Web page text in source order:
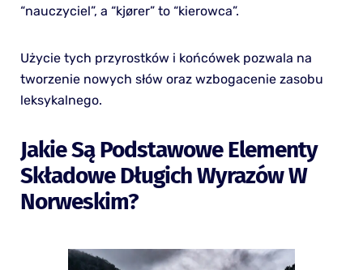
“nauczyciel”, a “kjører” to “kierowca”.
Użycie tych przyrostków i końcówek pozwala na
tworzenie nowych słów oraz wzbogacenie zasobu
leksykalnego.
Jakie Są Podstawowe Elementy
Składowe Długich Wyrazów W
Norweskim?